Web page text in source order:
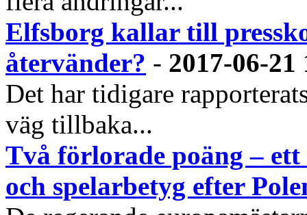
Elfsborg kallar till
återvänder? - 2017-06-21
Det har tidigare
väg tillbaka...
Två förlorade poäng –
och spelarbetyg efter